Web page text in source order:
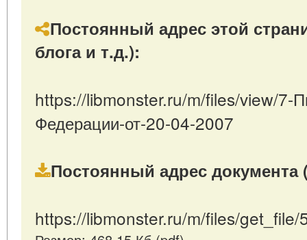
Постоянный адрес этой
блога и т.д.):
https://libmonster.ru/m/files/view/7-
Федерации-от-20-04-2007
Постоянный адрес
https://libmonster.ru/m/files/get_file/